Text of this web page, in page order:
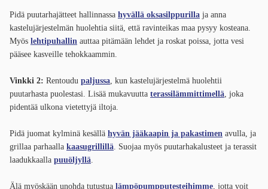
Pidä puutarhajätteet hallinnassa hyvällä oksasilppurilla ja anna
kastelujärjestelmän huolehtia siitä, että ravinteikas maa pysyy kosteana.
Myös lehtipuhallin auttaa pitämään lehdet ja roskat poissa, jotta vesi
pääsee kasveille tehokkaammin.
Vinkki 2: Rentoudu paljussa, kun kastelujärjestelmä huolehtii
puutarhasta puolestasi. Lisää mukavuutta terassilämmittimellä, joka
pidentää ulkona vietettyjä iltoja.
Pidä juomat kylminä kesällä hyvän jääkaapin ja pakastimen avulla, ja
grillaa parhaalla kaasugrillillä. Suojaa myös puutarhakalusteet ja terassit
laadukkaalla puuöljyllä.
Älä myöskään unohda tutustua lämpöpumpputesteihimme, jotta voit